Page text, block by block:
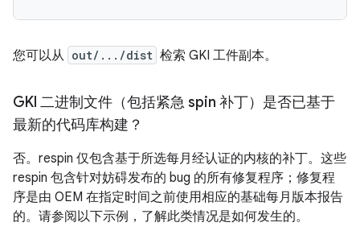
您可以从 out/.../dist 检索 GKI 工件副本。
GKI 二进制文件（包括紧急 spin 补丁）是否已基于
最新的代码库构建？
否。respin 仅包含基于所选每月经认证的内核的补丁。这些
respin 包含针对妨碍发布的 bug 的所有修复程序；修复程
序是由 OEM 在指定时间之前使用相应的基础每月版本报告
的。请参阅以下示例，了解此类情况是如何发生的。